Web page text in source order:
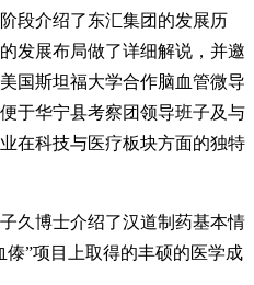
段介绍了东汇集团的发展历
发展布局做了详细解说，并邀
国斯坦福大学合作脑血管微导
于华宁县考察团领导班子及与
在科技与医疗板块方面的独特
久博士介绍了汉道制药基本情
”项目上取得的丰硕的医学成